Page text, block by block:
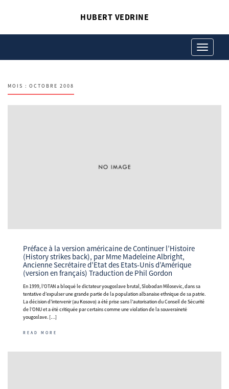
HUBERT VEDRINE
Toggle
navigation
MOIS : OCTOBRE 2008
Préface à la version américaine de Continuer l’Histoire
(History strikes back), par Mme Madeleine Albright,
Ancienne Secrétaire d’Etat des Etats-Unis d’Amérique
(version en français) Traduction de Phil Gordon
En 1999, l’OTAN a bloqué le dictateur yougoslave brutal, Slobodan Milosevic, dans sa
tentative d’expulser une grande partie de la population albanaise ethnique de sa patrie.
La décision d’intervenir (au Kosovo) a été prise sans l’autorisation du Conseil de Sécurité
de l’ONU et a été critiquée par certains comme une violation de la souveraineté
yougoslave. […]
READ MORE